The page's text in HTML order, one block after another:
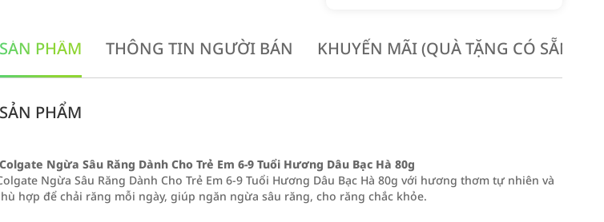
PHẨM THÔNG TIN NGƯỜI BÁN KHUYẾN MÃI (QUÀ TẶNG CÓ SẴN
PHẨM
Ngừa Sâu Răng Dành Cho Trẻ Em 6-9 Tuổi Hương Dâu Bạc Hà 80g
Ngừa Sâu Răng Dành Cho Trẻ Em 6-9 Tuổi Hương Dâu Bạc Hà 80g với hương thơm tự nhiên và
hợp để chải răng mỗi ngày, giúp ngăn ngừa sâu răng, cho răng chắc khỏe.